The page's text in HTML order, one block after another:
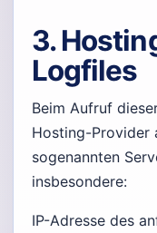
3.
Logfiles
Beim Aufruf
Hosting-Provider
sogenannten
insbesondere:
IP-Adresse des